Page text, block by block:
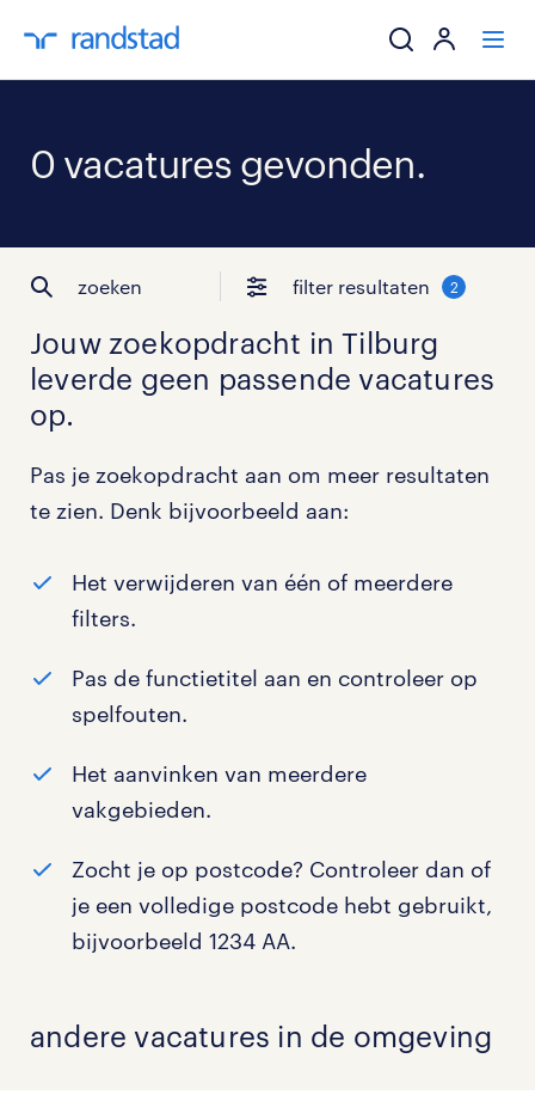
ik zoek een
over randstad
0 vacatures gevonden.
zoeken filter resultaten 2
Jouw zoekopdracht inTilburg
leverde geen passende vacatures
op.
Pas je zoekopdracht aan om meer resultaten
te zien. Denk bijvoorbeeld aan:
Het verwijderen van één of meerdere
filters.
Pas de functietitel aan en controleer op
spelfouten.
Het aanvinken van meerdere
vakgebieden.
Zocht je op postcode? Controleer dan of
je een volledige postcode hebt gebruikt,
bijvoorbeeld 1234 AA.
andere vacatures in de omgeving